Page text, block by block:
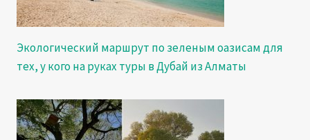
Экологический маршрут по зеленым оазисам для
тех, у кого на руках туры в Дубай из Алматы